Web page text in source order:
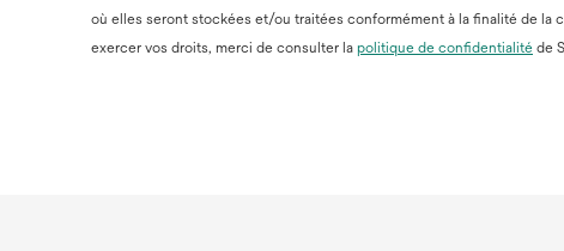
où elles seront stockées et/ou traitées conformément à la finalité de la
exercer vos droits, merci de consulter la politique de confidentialité de